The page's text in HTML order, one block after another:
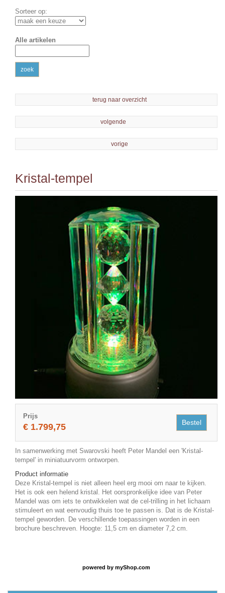
Sorteer op:
Alle artikelen
zoek
terug naar overzicht
volgende
vorige
Kristal-tempel
Prijs
€ 1.799,75 Bestel
In samenwerking met Swarovski heeft Peter Mandel een 'Kristal-
tempel' in miniatuurvorm ontworpen.
Product informatie
Deze Kristal-tempel is niet alleen heel erg mooi om naar te kijken.
Het is ook een helend kristal. Het oorspronkelijke idee van Peter
Mandel was om iets te ontwikkelen wat de cel-trilling in het lichaam
stimuleert en wat eenvoudig thuis toe te passen is. Dat is de Kristal-
tempel geworden. De verschillende toepassingen worden in een
brochure beschreven. Hoogte: 11,5 cm en diameter 7,2 cm.
powered by myShop.com